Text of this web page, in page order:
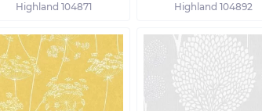
Highland 104871
Highland 104892